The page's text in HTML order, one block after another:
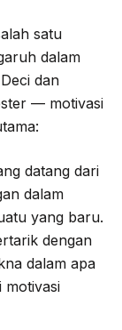
satu
dalam
dan
— motivasi
datang dari
dalam
yang baru.
dengan
dalam apa
motivasi